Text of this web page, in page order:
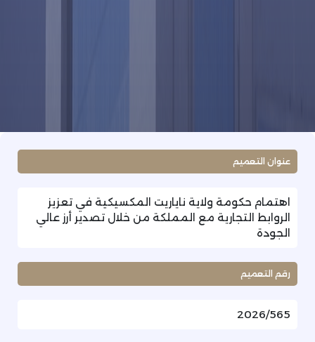
عنوان التعميم
اهتمام حكومة ولاية ناياريت المكسيكية في تعزيز
الروابط التجارية مع المملكة من خلال تصدير أرز عالي
الجودة
رقم التعميم
2026/565